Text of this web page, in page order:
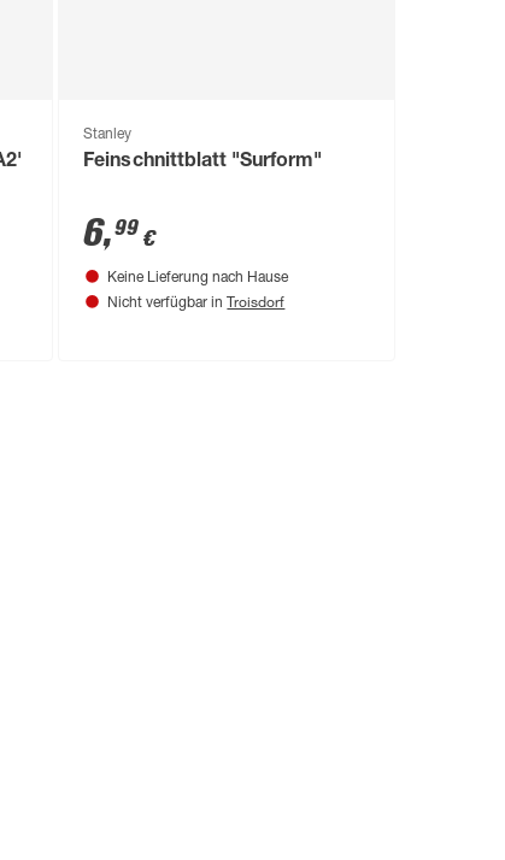
Stanley
Feinschnittblatt "Surform"
6,99 €
Keine Lieferung nach Hause
Nicht verfügbar in Troisdorf